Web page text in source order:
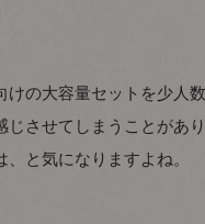
けの大容量セットを少人
じさせてしまうことがあ
と気になりますよね。